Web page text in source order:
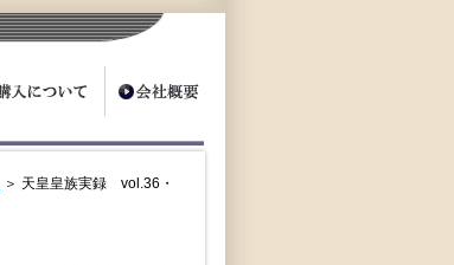
＞ 天皇皇族実録 vol.36・